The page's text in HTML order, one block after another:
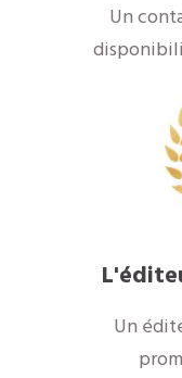
Un
Un